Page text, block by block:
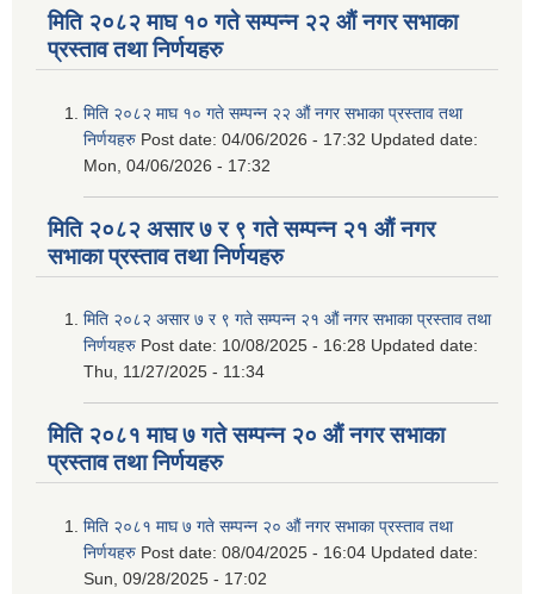
मिति २०८२ माघ १० गते सम्पन्न २२ औं नगर सभाका
प्रस्ताव तथा निर्णयहरु
मिति २०८२ माघ १० गते सम्पन्न २२ औं नगर सभाका प्रस्ताव तथा
निर्णयहरु Post date: 04/06/2026 - 17:32 Updated date:
Mon, 04/06/2026 - 17:32
मिति २०८२ असार ७ र ९ गते सम्पन्न २१ औं नगर
सभाका प्रस्ताव तथा निर्णयहरु
मिति २०८२ असार ७ र ९ गते सम्पन्न २१ औं नगर सभाका प्रस्ताव तथा
निर्णयहरु Post date: 10/08/2025 - 16:28 Updated date:
Thu, 11/27/2025 - 11:34
मिति २०८१ माघ ७ गते सम्पन्न २० औं नगर सभाका
प्रस्ताव तथा निर्णयहरु
मिति २०८१ माघ ७ गते सम्पन्न २० औं नगर सभाका प्रस्ताव तथा
निर्णयहरु Post date: 08/04/2025 - 16:04 Updated date:
Sun, 09/28/2025 - 17:02